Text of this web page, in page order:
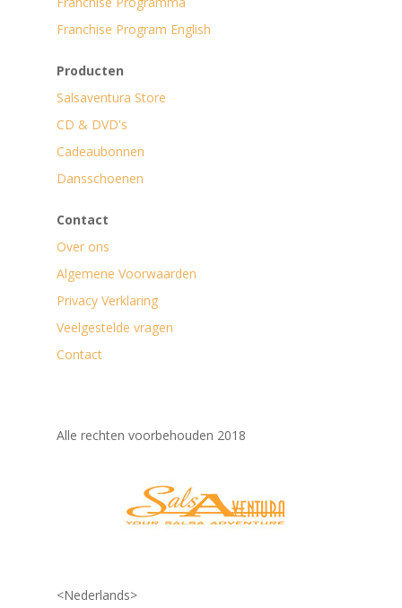
Franchise Program English
Producten
Salsaventura Store
CD & DVD's
Cadeaubonnen
Dansschoenen
Contact
Over ons
Algemene Voorwaarden
Privacy Verklaring
Veelgestelde vragen
Contact
Alle rechten voorbehouden 2018
<Nederlands>